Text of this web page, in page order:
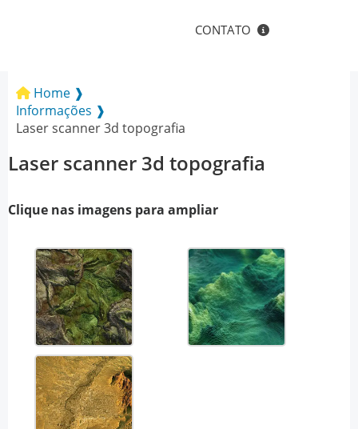
CONTATO
Home ❱
Informações ❱
Laser scanner 3d topografia
Laser scanner 3d topografia
Clique nas imagens para ampliar